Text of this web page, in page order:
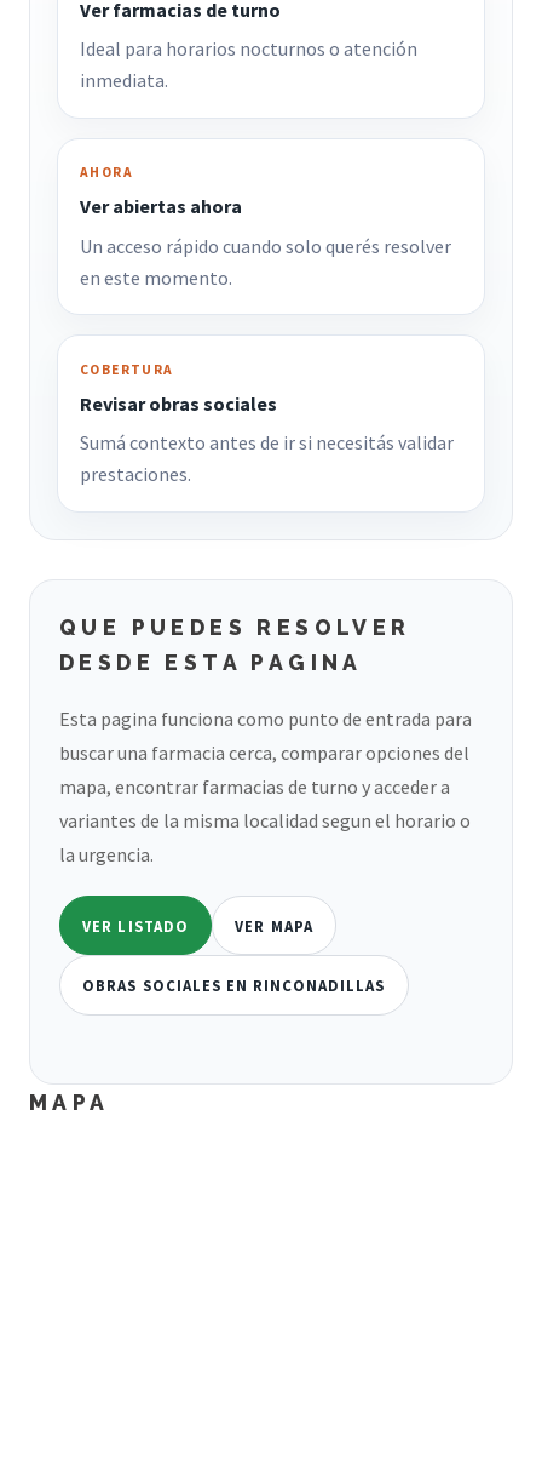
Ver farmacias de turno
Ideal para horarios nocturnos o atención
inmediata.
AHORA
Ver abiertas ahora
Un acceso rápido cuando solo querés resolver
en este momento.
COBERTURA
Revisar obras sociales
Sumá contexto antes de ir si necesitás validar
prestaciones.
QUE PUEDES RESOLVER
DESDE ESTA PAGINA
Esta pagina funciona como punto de entrada para
buscar una farmacia cerca, comparar opciones del
mapa, encontrar farmacias de turno y acceder a
variantes de la misma localidad segun el horario o
la urgencia.
VER LISTADO VER MAPA
OBRAS SOCIALES EN RINCONADILLAS
MAPA